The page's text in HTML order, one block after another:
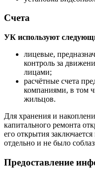
Счета
УК используют
лицевые,
контроль за
лицами;
расчётные счета
компаниями, в том
жильцов.
Для хранения и
капитального ремонта
его открытия
отдельно и не было
Предоставление